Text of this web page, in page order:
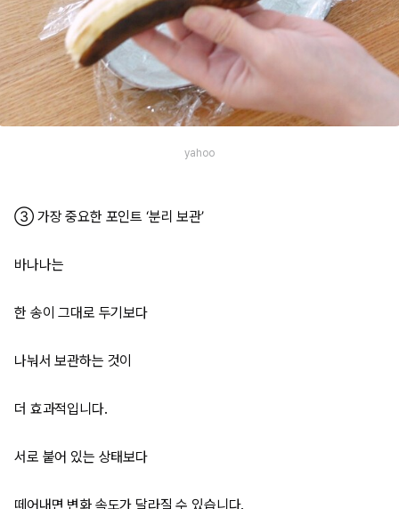
yahoo
③ 가장 중요한 포인트 ‘분리 보관’
바나나는
한 송이 그대로 두기보다
나눠서 보관하는 것이
더 효과적입니다.
서로 붙어 있는 상태보다
떼어내면 변화 속도가 달라질 수 있습니다.